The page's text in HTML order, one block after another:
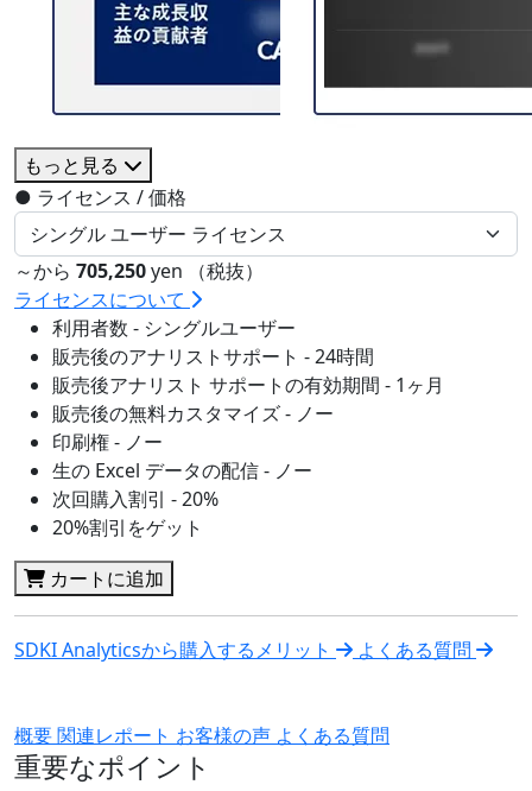
もっと見る
● ライセンス / 価格
～から 705,250yen （税抜）
ライセンスについて
利用者数 - シングルユーザー
販売後のアナリストサポート - 24時間
販売後アナリスト サポートの有効期間 - 1ヶ月
販売後の無料カスタマイズ - ノー
印刷権 - ノー
生の Excel データの配信 - ノー
次回購入割引 - 20%
20%割引をゲット
カートに追加
SDKI Analyticsから購入するメリット よくある質問
概要関連レポート お客様の声 よくある質問
重要なポイント